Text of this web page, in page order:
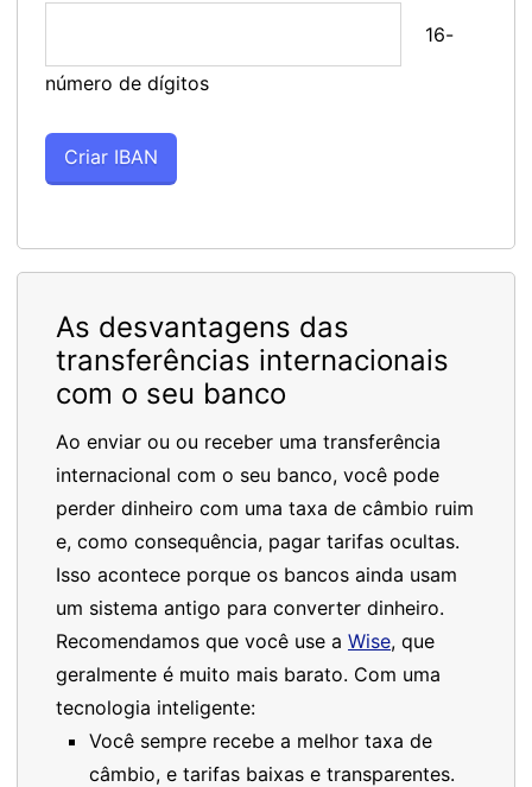
16-
número de dígitos
As desvantagens das
transferências internacionais
com o seu banco
Ao enviar ou ou receber uma transferência
internacional com o seu banco, você pode
perder dinheiro com uma taxa de câmbio ruim
e, como consequência, pagar tarifas ocultas.
Isso acontece porque os bancos ainda usam
um sistema antigo para converter dinheiro.
Recomendamos que você use a Wise, que
geralmente é muito mais barato. Com uma
tecnologia inteligente:
Você sempre recebe a melhor taxa de
câmbio, e tarifas baixas e transparentes.